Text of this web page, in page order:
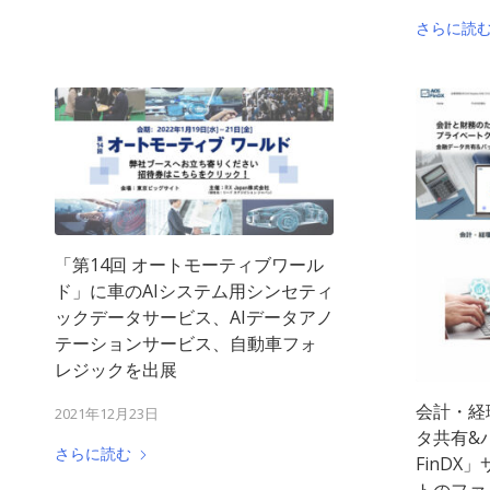
さらに読
「第14回 オートモーティブワール
ド」に車のAIシステム用シンセティ
ックデータサービス、AIデータアノ
テーションサービス、自動車フォ
レジックを出展
2021年12月23日
さらに読む
会計・
タ共有&
FinDX」